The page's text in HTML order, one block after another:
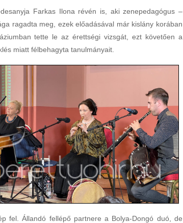
Farkas Ilona révén is, aki zenepedagógus –
ragadta meg, ezek előadásával már kislány korában
tette le az érettségi vizsgát, ezt követően a
miatt félbehagyta tanulmányait.
fel. Állandó fellépő partnere a Bolya-Dongó duó, de